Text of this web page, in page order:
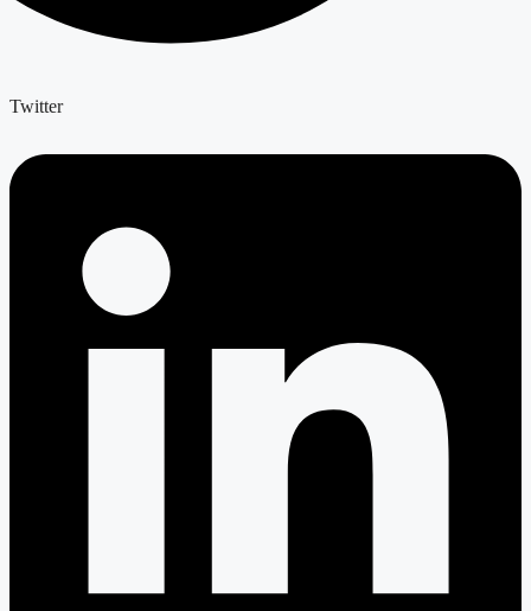
Twitter